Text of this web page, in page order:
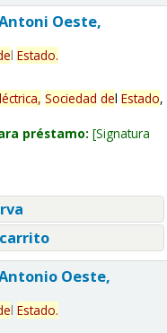
Oeste,
l Estado.
Sociedad del Estado,
préstamo: Signatura
Oeste,
l Estado.